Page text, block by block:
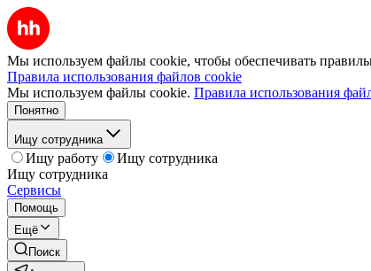
Мы используем файлы cookie, чтобы обеспечивать
Правила использования файлов cookie
Мы используем файлы cookie. Правила использования
Понятно
Ищу сотрудника
Ищу работу
Ищу сотрудника
Ищу сотрудника
Сервисы
Помощь
Ещё
Поиск